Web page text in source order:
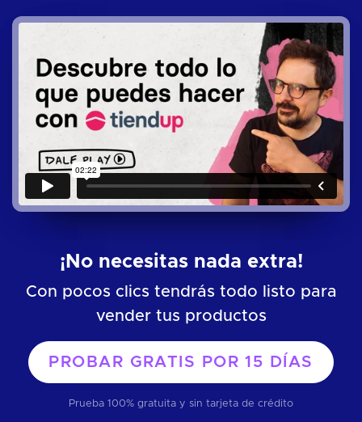
¡No necesitas nada extra!
Con pocos clics tendrás todo listo para
vender tus productos
PROBAR GRATIS POR15 DÍAS
Prueba 100% gratuita y sin tarjeta de crédito